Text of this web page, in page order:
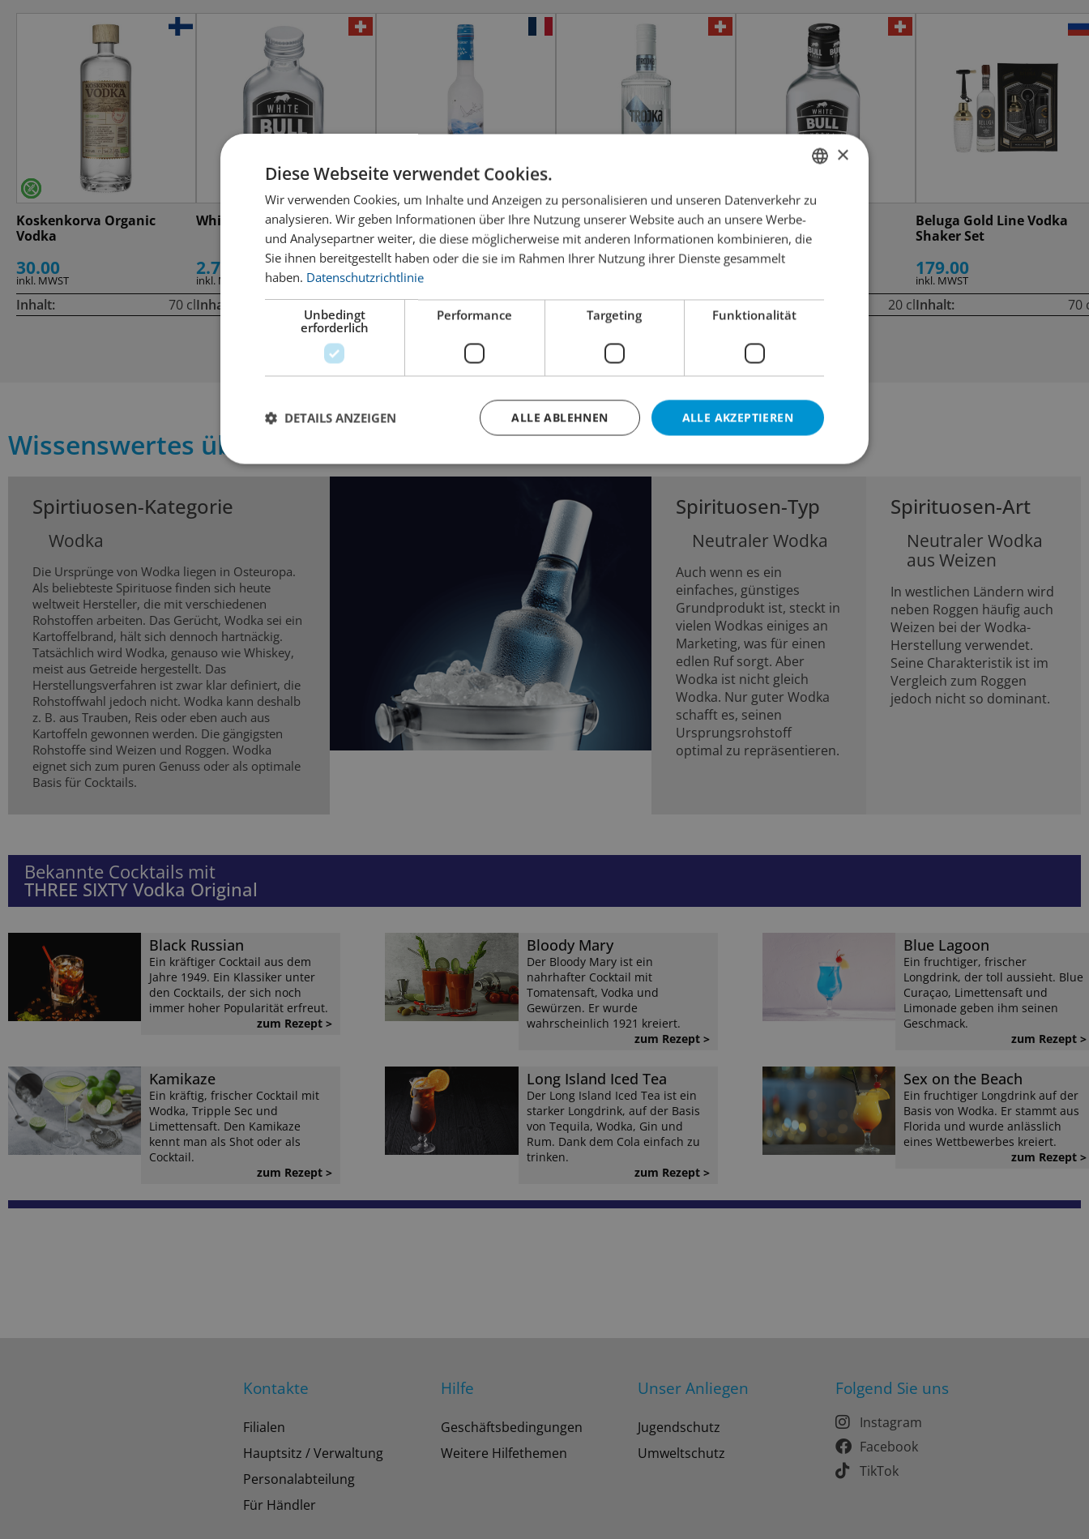
Koskenkorva Organic
Vodka
30.00
inkl. MWST
Inhalt: 70 cl
White Bull
2.70
inkl. MWST
Inhalt: 2 cl
Grey Goose
39.90
inkl. MWST
Inhalt: 35 cl
Trojka Pure
25.00
Inhalt: 70 cl
White Bull
10.80
Inhalt: 20 cl
Beluga Gold Line Vodka
Shaker Set
179.00
inkl. MWST
Inhalt: 70
Wissenswertes über THREE SIXTY Vodka Original
Spirtiuosen-Kategorie
Wodka
Die Ursprünge von Wodka liegen in Osteuropa.
Als beliebteste Spirituose finden sich heute
weltweit Hersteller, die mit verschiedenen
Rohstoffen arbeiten. Das Gerücht, Wodka sei ein
Kartoffelbrand, hält sich dennoch hartnäckig.
Tatsächlich wird Wodka, genauso wie Whiskey,
meist aus Getreide hergestellt. Das
Herstellungsverfahren ist zwar klar definiert, die
Rohstoffwahl jedoch nicht. Wodka kann deshalb
z. B. aus Trauben, Reis oder eben auch aus
Kartoffeln gewonnen werden. Die gängigsten
Rohstoffe sind Weizen und Roggen. Wodka
eignet sich zum puren Genuss oder als optimale
Basis für Cocktails.
Spirituosen-Typ
Neutraler Wodka
Auch wenn es ein
einfaches, günstiges
Grundprodukt ist, steckt in
vielen Wodkas einiges an
Marketing, was für einen
edlen Ruf sorgt. Aber
Wodka ist nicht gleich
Wodka. Nur guter Wodka
schafft es, seinen
Ursprungsrohstoff
optimal zu repräsentieren.
Spirituosen-Art
Neutraler Wodka
aus Weizen
In westlichen Ländern wird
neben Roggen häufig auch
Weizen bei der Wodka-
Herstellung verwendet.
Seine Charakteristik ist im
Vergleich zum Roggen
jedoch nicht so dominant.
Bekannte Cocktails mit
THREE SIXTY Vodka Original
Black Russian
Ein kräftiger Cocktail aus dem
Jahre 1949. Ein Klassiker unter
den Cocktails, der sich noch
immer hoher Popularität erfreut.
zum Rezept >
Bloody Mary
Der Bloody Mary ist ein
nahrhafter Cocktail mit
Tomatensaft, Vodka und
Gewürzen. Er wurde
wahrscheinlich 1921 kreiert.
zum Rezept >
Blue Lagoon
Ein fruchtiger, frischer
Longdrink, der toll aussieht. Blue
Curaçao, Limettensaft und
Limonade geben ihm seinen
Geschmack.
zum Rezept >
Kamikaze
Ein kräftig, frischer Cocktail mit
Wodka, Tripple Sec und
Limettensaft. Den Kamikaze
kennt man als Shot oder als
Cocktail.
zum Rezept >
Long Island Iced Tea
Der Long Island Iced Tea ist ein
starker Longdrink, auf der Basis
von Tequila, Wodka, Gin und
Rum. Dank dem Cola einfach zu
trinken.
zum Rezept >
Sex on the Beach
Ein fruchtiger Longdrink auf der
Basis von Wodka. Er stammt aus
Florida und wurde anlässlich
eines Wettbewerbes kreiert.
zum Rezept >
Kontakte
Filialen
Hauptsitz / Verwaltung
Personalabteilung
Für Händler
Hilfe
Geschäftsbedingungen
Weitere Hilfethemen
Unser Anliegen
Jugendschutz
Umweltschutz
Folgend Sie uns
Instagram
Facebook
TikTok
GERMAN
FRENCH
×
Diese Webseite verwendet Cookies.
Wir verwenden Cookies, um Inhalte und Anzeigen zu personalisieren und unseren Datenverkehr zu
analysieren. Wir geben Informationen über Ihre Nutzung unserer Website auch an unsere Werbe-
und Analysepartner weiter, die diese möglicherweise mit anderen Informationen kombinieren, die
Sie ihnen bereitgestellt haben oder die sie im Rahmen Ihrer Nutzung ihrer Dienste gesammelt
haben. Datenschutzrichtlinie
Unbedingt
erforderlich
Performance Targeting Funktionalität
ALLE AKZEPTIEREN
ALLE ABLEHNEN
DETAILS ANZEIGEN